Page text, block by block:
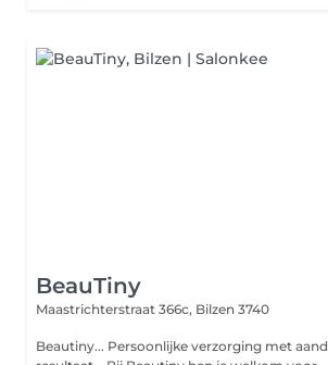
BeauTiny
Maastrichterstraat 366c, Bilzen 3740
Beautiny... Persoonlijke verzorging met aandacht voor rust en